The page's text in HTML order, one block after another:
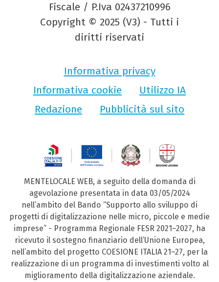
Fiscale / P.Iva 02437210996
Copyright © 2025 (V3) - Tutti i
diritti riservati
Informativa privacy
Informativa cookie
Utilizzo IA
Redazione
Pubblicità sul sito
MENTELOCALE WEB, a seguito della domanda di
agevolazione presentata in data 03/05/2024
nell’ambito del Bando “Supporto allo sviluppo di
progetti di digitalizzazione nelle micro, piccole e medie
imprese” - Programma Regionale FESR 2021–2027, ha
ricevuto il sostegno finanziario dell’Unione Europea,
nell’ambito del progetto COESIONE ITALIA 21–27, per la
realizzazione di un programma di investimenti volto al
miglioramento della digitalizzazione aziendale.